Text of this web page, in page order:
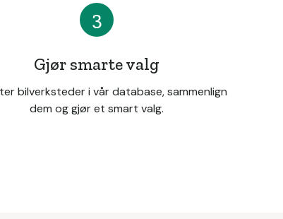
3
Gjør smarte valg
bilverksteder i vår database, sammenlign
dem og gjør et smart valg.